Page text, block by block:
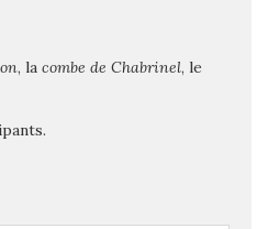
, la combe de Chabrinel, le